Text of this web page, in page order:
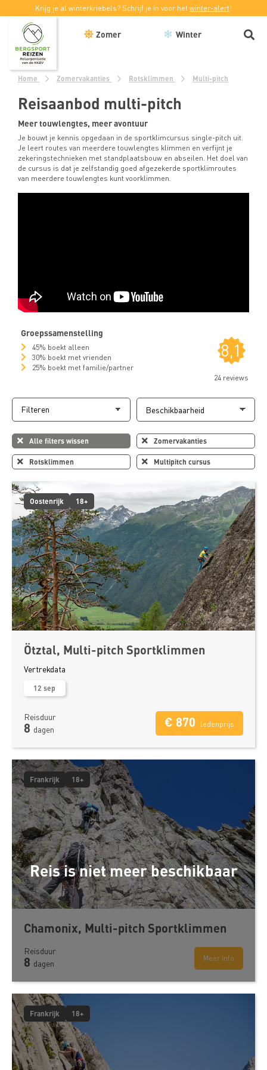
Krijg je al winterkriebels? Schrijf je in voor het winter-alert!
Zomer Winter
Home Zomervakanties Rotsklimmen Multi-pitch
Reisaanbod multi-pitch
Meer touwlengtes, meer avontuur
Je bouwt je kennis opgedaan in de sportklimcursus single-pitch uit.
Je leert routes van meerdere touwlengtes klimmen en verfijnt je
zekeringstechnieken met standplaatsbouw en abseilen. Het doel van
de cursus is dat je zelfstandig goed afgezekerde sportklimroutes
van meerdere touwlengtes kunt voorklimmen.
Groepssamenstelling
45% boekt alleen
30% boekt met vrienden
25% boekt met familie/partner
8,1
24 reviews
Filteren
Alle filters wissen Zomervakanties
Rotsklimmen Multipitch cursus
Oostenrijk 18+
Ötztal, Multi-pitch Sportklimmen
Vertrekdata
12 sep
€ 870 ledenprijs
Reisduur
8 dagen
Reis is niet meer beschikbaar
Frankrijk 18+
Chamonix, Multi-pitch Sportklimmen
Meer info
Reisduur
8 dagen
Frankrijk 18+